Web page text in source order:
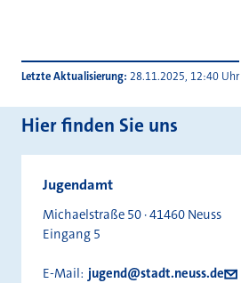
Letzte Aktualisierung 28.11.2025, 12:40 Uhr
Hier finden Sie uns
Jugendamt
Michaelstraße 50 · 41460 Neuss
Eingang 5
E-Mail: jugend@stadt.neuss.de